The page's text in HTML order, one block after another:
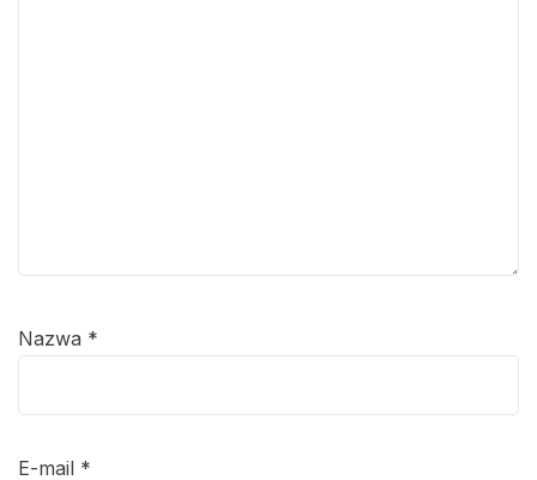
Nazwa *
E-mail *